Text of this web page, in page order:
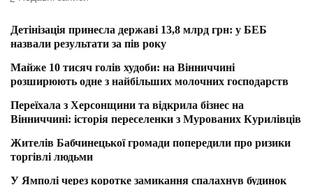
Детінізація принесла державі 13,8 млрд грн: у БЕБ
назвали результати за пів року
Майже 10 тисяч голів худоби: на Вінниччині
розширюють одне з найбільших молочних господарств
Переїхала з Херсонщини та відкрила бізнес на
Вінниччині: історія переселенки з Мурованих Курилівців
Жителів Бабчинецької громади попередили про ризики
торгівлі людьми
У Ямполі через коротке замикання спалахнув будинок